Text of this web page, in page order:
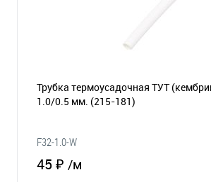
Трубка термоусадочная ТУТ
1.0/0.5 мм. (215-181)
F32-1.0-W
45 ₽ /м